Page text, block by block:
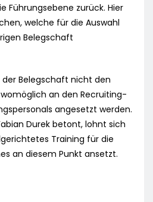
Führungsebene zurück. Hier
welche für die Auswahl
Belegschaft
Belegschaft nicht den
an den Recruiting-
angesetzt werden.
Durek betont, lohnt sich
Training für die
an diesem Punkt ansetzt.